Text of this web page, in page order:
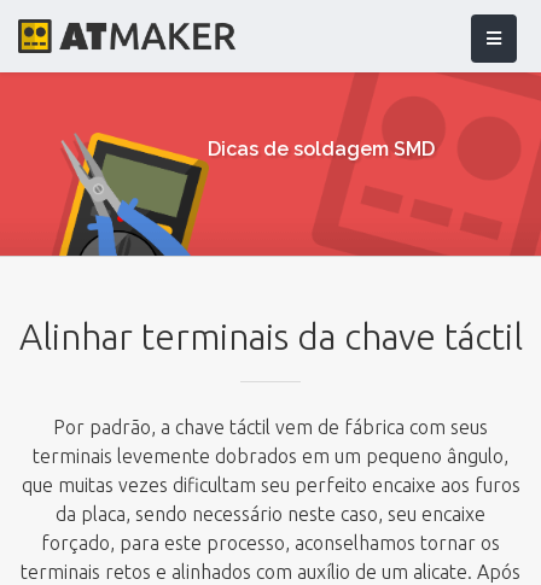
Dicas de soldagem SMD
Alinhar terminais da chave táctil
Por padrão, a chave táctil vem de fábrica com seus
terminais levemente dobrados em um pequeno ângulo,
que muitas vezes dificultam seu perfeito encaixe aos furos
da placa, sendo necessário neste caso, seu encaixe
forçado, para este processo, aconselhamos tornar os
terminais retos e alinhados com auxílio de um alicate. Após